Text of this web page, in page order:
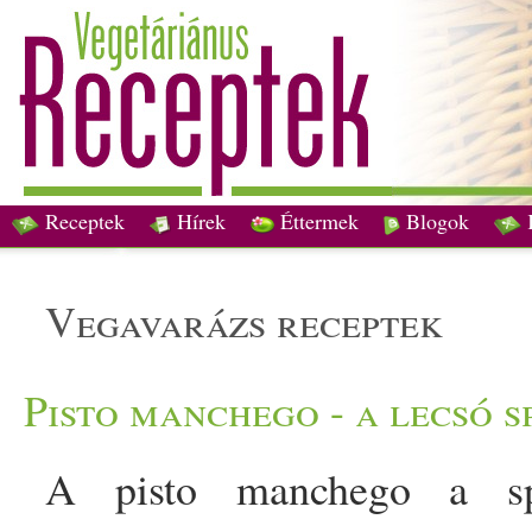
Receptek Hírek Éttermek Blogok
vegavarázs receptek
Pisto manchego - a lecsó
A pisto manchego a